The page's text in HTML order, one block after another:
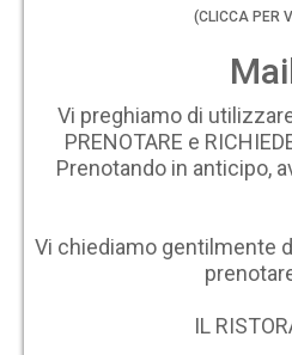
(CLICCA PER
Vi preghiamo di
PRENOTARE e
Prenotando in anticipo,
Vi chiediamo gentilmente
IL